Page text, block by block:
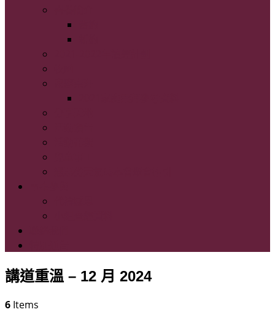
講道重溫 – 12 月 2024
6 Items